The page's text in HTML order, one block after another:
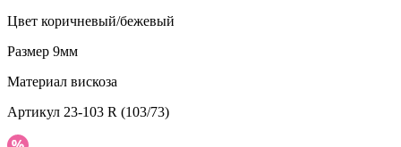
Цвет коричневый/бежевый
Размер 9мм
Материал вискоза
Артикул 23-103 R (103/73)